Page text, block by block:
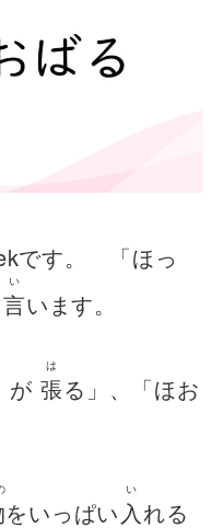
です。 「ほっ
言
い
います。
が 張
は
る」、「ほお
をいっぱい 入
い
れる